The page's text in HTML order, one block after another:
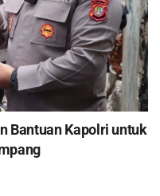
Bantuan Kapolri untuk